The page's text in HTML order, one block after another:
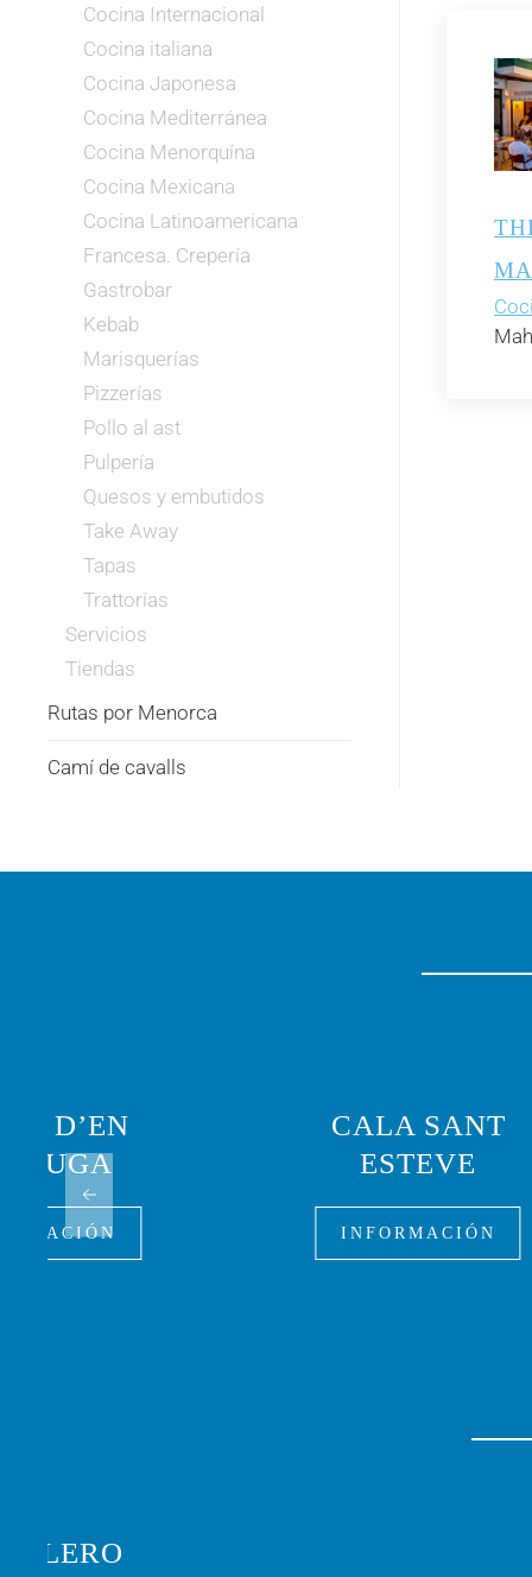
Cocina Internacional
Cocina italiana
Cocina Japonesa
Cocina Mediterránea
Cocina Menorquína
Cocina Mexicana
Cocina Latinoamericana
Francesa. Crepería
Gastrobar
Kebab
Marisquerías
Pizzerías
Pollo al ast
Pulpería
Quesos y embutidos
Take Away
Tapas
Trattorías
Servicios
Tiendas
Rutas por Menorca
Camí de cavalls
CALA SANT
ESTEVE
INFORMACIÓN
D’EN